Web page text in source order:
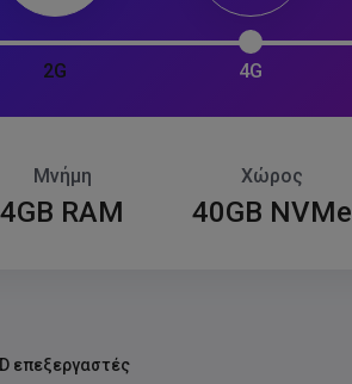
2G 4G
Μνήμη
4GB RAM
Χώρος
40GB NVMe
επεξεργαστές